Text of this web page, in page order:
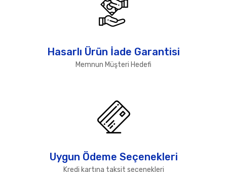
Hasarlı Ürün İade Garantisi
Memnun Müşteri Hedefi
Uygun Ödeme Seçenekleri
Kredi kartına taksit seçenekleri